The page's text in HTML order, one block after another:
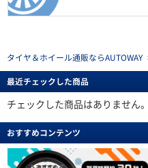
タイヤ＆ホイール通販ならAUTOWAY
最近チェックした商品
チェックした商品はありません。
おすすめコンテンツ